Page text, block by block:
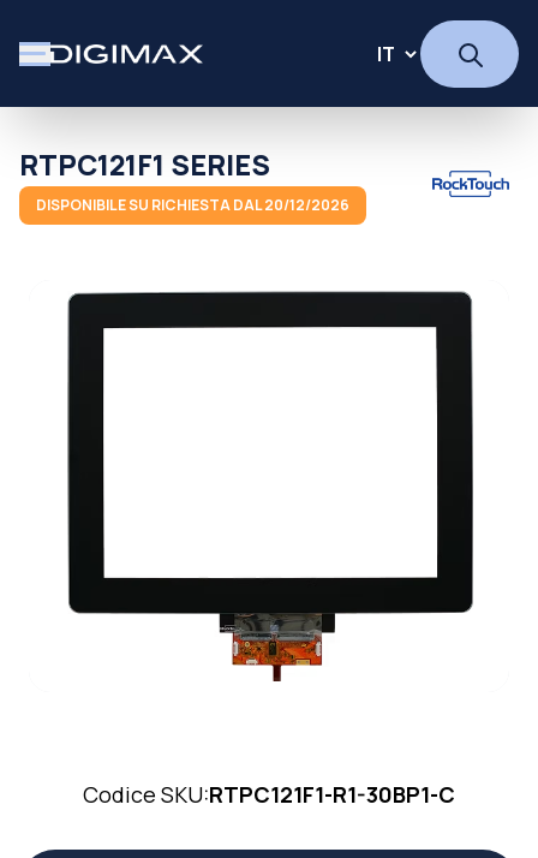
RTPC121F1 SERIES
DISPONIBILE SU RICHIESTA DAL 20/12/2026
Codice SKU:RTPC121F1-R1-30BP1-C